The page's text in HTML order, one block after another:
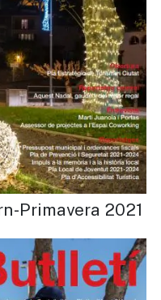
Primavera 2021